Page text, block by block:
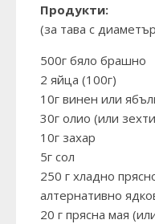
Продукти:
(за тава с
500г бяло брашно
2 яйца (100г)
10г винен или
30г олио (или
10г захар
5г сол
250 г хладно
алтернативно
20 г прясна мая